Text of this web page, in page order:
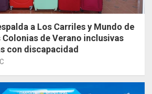
a Los Carriles y Mundo de
Colonias de Verano inclusivas
con discapacidad
LC